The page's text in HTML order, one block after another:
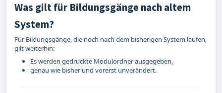
Was gilt für Bildungsgänge nach altem
System?
Für Bildungsgänge, die noch nach dem bisherigen System laufen,
gilt weiterhin:
Es werden gedruckte Modulordner ausgegeben,
genau wie bisher und vorerst unverändert.